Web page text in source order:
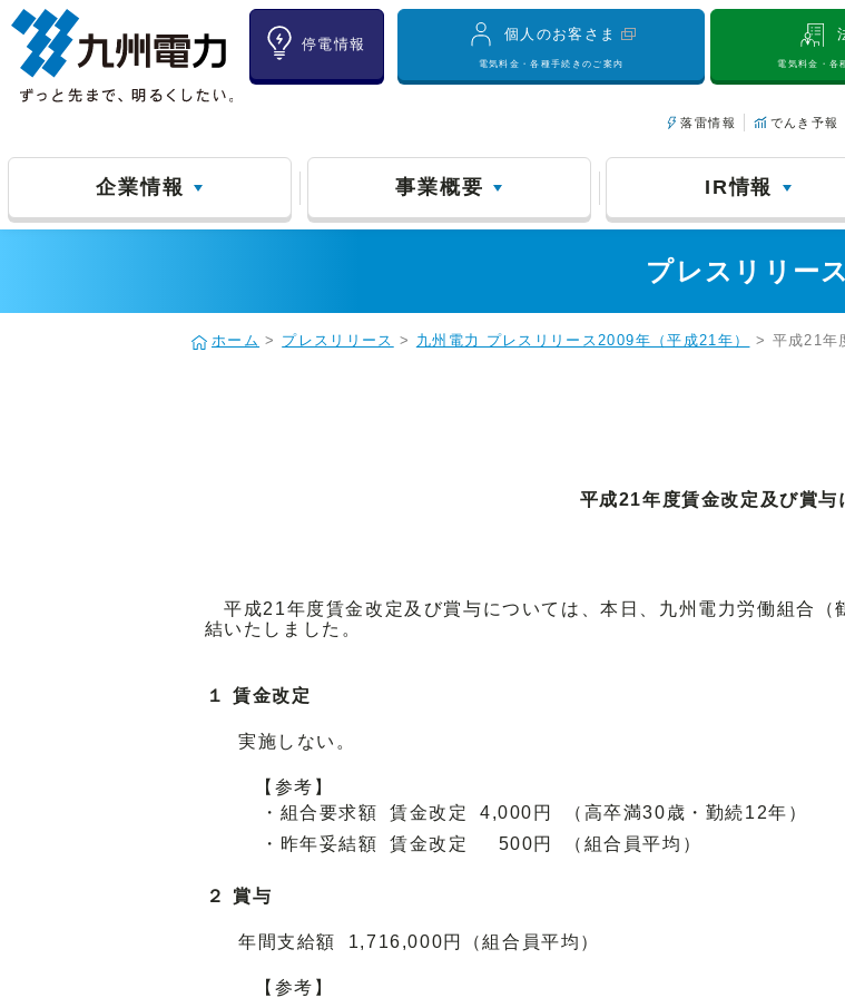
停電情報
個人のお客さま
電気料金・各種手続きのご案内 電気料金・各
落雷情報 でんき予報
企業情報 事業概要 IR情報
プレスリリース
ホーム > プレスリリース > 九州電力 プレスリリース2009年（平成21年） > 平成21年
平成21年度賃金改定及び賞与
平成21年度賃金改定及び賞与については、本日、九州電力労働組合
結いたしました。
１ 賃金改定
実施しない。
【参考】
・組合要求額
賃金改定 4,000円
（高卒満30歳・勤続12年）
・昨年妥結額
賃金改定 500円 （組合員平均）
２ 賞与
年間支給額 1,716,000円（組合員平均）
【参考】